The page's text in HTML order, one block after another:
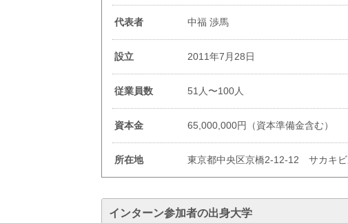
代表者 中福 渉馬
設立 2011年7月28日
従業員数 51人〜100人
資本金 65,000,000円（資本準備金含む）
所在地 東京都中央区京橋2-12-12 サカキ
インターン参加者の出身大学